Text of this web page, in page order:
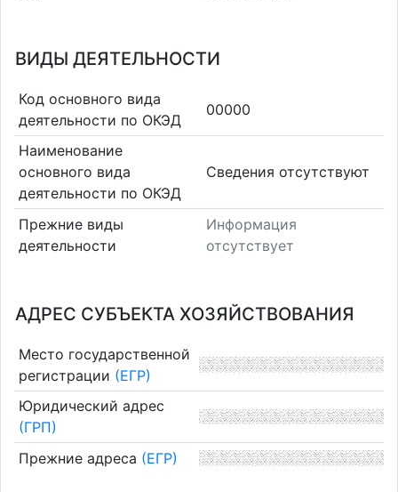
ВИДЫ ДЕЯТЕЛЬНОСТИ
Код основного вида
деятельности по ОКЭД
00000
Наименование
основного вида
деятельности по ОКЭД
Cведения отсутствуют
Прежние виды
деятельности
Информация
отсутствует
АДРЕС СУБЪЕКТА ХОЗЯЙСТВОВАНИЯ
Место государственной
регистрации (ЕГР)
Юридический адрес
(ГРП)
Прежние адреса (ЕГР)